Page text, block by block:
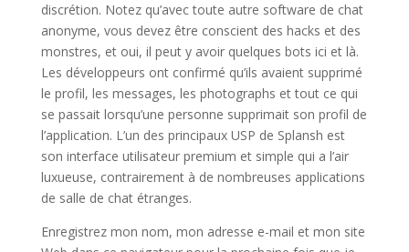
discrétion. Notez qu’avec toute autre software de chat
anonyme, vous devez être conscient des hacks et des
monstres, et oui, il peut y avoir quelques bots ici et là.
Les développeurs ont confirmé qu’ils avaient supprimé
le profil, les messages, les photographs et tout ce qui
se passait lorsqu’une personne supprimait son profil de
l’application. L’un des principaux USP de Splansh est
son interface utilisateur premium et simple qui a l’air
luxueuse, contrairement à de nombreuses applications
de salle de chat étranges.
Enregistrez mon nom, mon adresse e-mail et mon site